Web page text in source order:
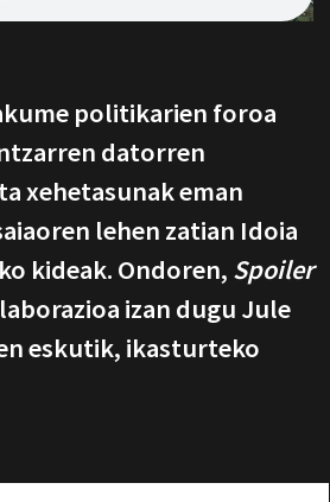
politikarien foroa
datorren
xehetasunak eman
lehen zatian Idoia
kideak. Ondoren, Spoiler
izan dugu Jule
eskutik, ikasturteko